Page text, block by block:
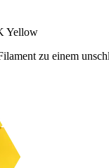
Yellow
zu einem